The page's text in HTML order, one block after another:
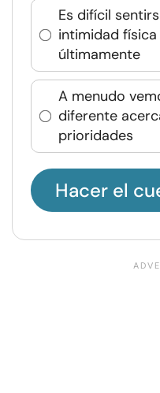
Es difícil
intimidad
últimamente
A menudo
diferente
prioridades
Hacer el